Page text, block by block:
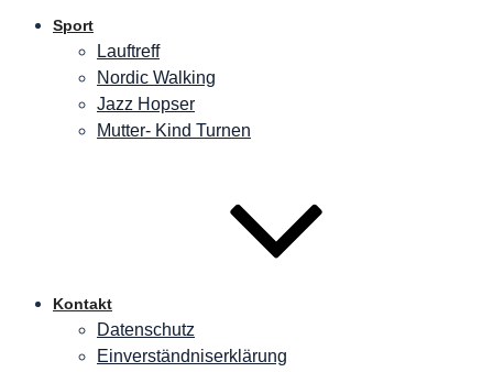
Sport
Lauftreff
Nordic Walking
Jazz Hopser
Mutter- Kind Turnen
Kontakt
Datenschutz
Einverständniserklärung